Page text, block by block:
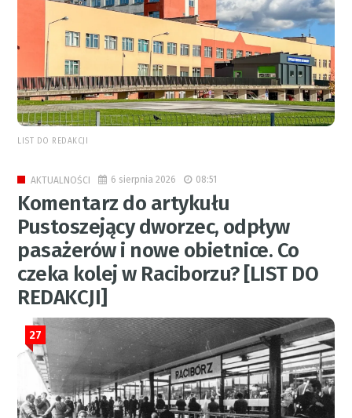
LIST DO REDAKCJI
AKTUALNOŚCI 6 sierpnia 2026 08:51
Komentarz do artykułu
Pustoszejący dworzec, odpływ
pasażerów i nowe obietnice. Co
czeka kolej w Raciborzu? [LIST DO
REDAKCJI]
27